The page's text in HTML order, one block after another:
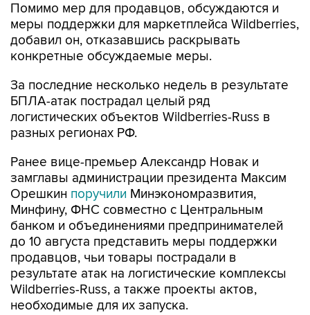
Помимо мер для продавцов, обсуждаются и
меры поддержки для маркетплейса Wildberries,
добавил он, отказавшись раскрывать
конкретные обсуждаемые меры.
За последние несколько недель в результате
БПЛА-атак пострадал целый ряд
логистических объектов Wildberries-Russ в
разных регионах РФ.
Ранее вице-премьер Александр Новак и
замглавы администрации президента Максим
Орешкин поручили Минэкономразвития,
Минфину, ФНС совместно с Центральным
банком и объединениями предпринимателей
до 10 августа представить меры поддержки
продавцов, чьи товары пострадали в
результате атак на логистические комплексы
Wildberries-Russ, а также проекты актов,
необходимые для их запуска.